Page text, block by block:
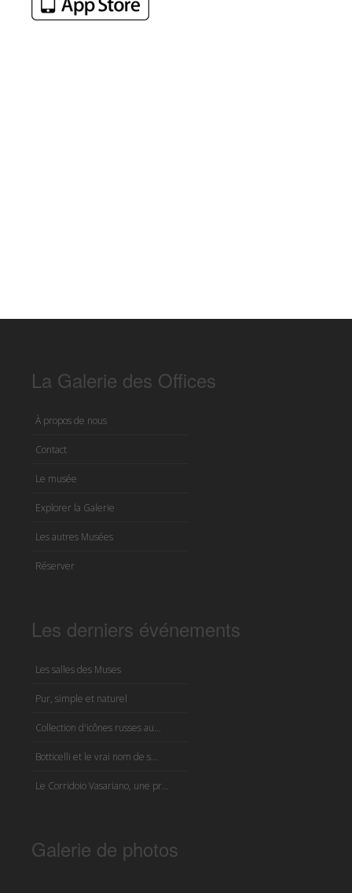
La Galerie des Offices
À propos de nous
Contact
Le musée
Explorer la Galerie
Les autres Musées
Réserver
Les derniers événements
Les salles des Muses
Pur, simple et naturel
Collection d'icônes russes au...
Botticelli et le vrai nom de s...
Le Corridoio Vasariano, une pr...
Galerie de photos